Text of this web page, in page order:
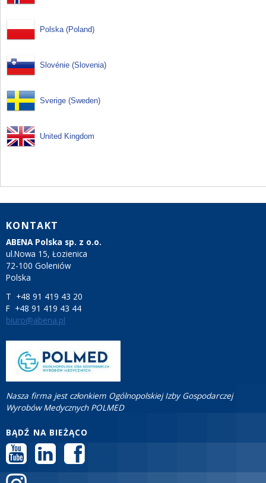
Polska (Poland)
Slovénie (Slovenia)
Sverige (Sweden)
United Kingdom
KONTAKT
ABENA Polska sp. z o.o.
ul.Nowa 15, Łozienica
72-100 Goleniów
Polska
T +48 91 419 43 20
F +48 91 419 43 44
biuro@abena.pl
Nasza firma jest członkiem Ogólnopolskiej Izby Gospodarczej
Wyrobów Medycznych POLMED
BĄDŹ NA BIEŻĄCO